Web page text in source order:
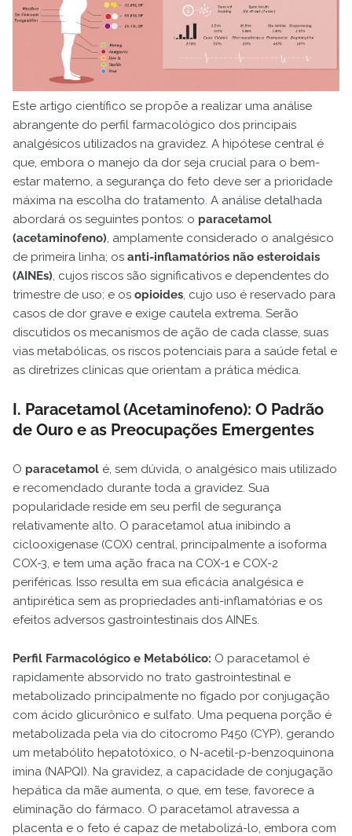
Este artigo científico se propõe a realizar uma análise
abrangente do perfil farmacológico dos principais
analgésicos utilizados na gravidez. A hipótese central é
que, embora o manejo da dor seja crucial para o bem-
estar materno, a segurança do feto deve ser a prioridade
máxima na escolha do tratamento. A análise detalhada
abordará os seguintes pontos: o paracetamol
(acetaminofeno), amplamente considerado o analgésico
de primeira linha; os anti-inflamatórios não esteroidais
(AINEs), cujos riscos são significativos e dependentes do
trimestre de uso; e os opioides, cujo uso é reservado para
casos de dor grave e exige cautela extrema. Serão
discutidos os mecanismos de ação de cada classe, suas
vias metabólicas, os riscos potenciais para a saúde fetal e
as diretrizes clínicas que orientam a prática médica.
I. Paracetamol (Acetaminofeno): O Padrão
de Ouro e as Preocupações Emergentes
O paracetamol é, sem dúvida, o analgésico mais utilizado
e recomendado durante toda a gravidez. Sua
popularidade reside em seu perfil de segurança
relativamente alto. O paracetamol atua inibindo a
ciclooxigenase (COX) central, principalmente a isoforma
COX-3, e tem uma ação fraca na COX-1 e COX-2
periféricas. Isso resulta em sua eficácia analgésica e
antipirética sem as propriedades anti-inflamatórias e os
efeitos adversos gastrointestinais dos AINEs.
Perfil Farmacológico e Metabólico: O paracetamol é
rapidamente absorvido no trato gastrointestinal e
metabolizado principalmente no fígado por conjugação
com ácido glicurônico e sulfato. Uma pequena porção é
metabolizada pela via do citocromo P450 (CYP), gerando
um metabólito hepatotóxico, o N-acetil-p-benzoquinona
imina (NAPQI). Na gravidez, a capacidade de conjugação
hepática da mãe aumenta, o que, em tese, favorece a
eliminação do fármaco. O paracetamol atravessa a
placenta e o feto é capaz de metabolizá-lo, embora com